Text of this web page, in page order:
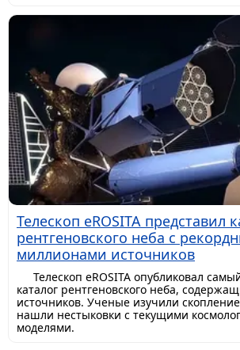
Телескоп eROSITA представил
рентгеновского неба с
миллионами источников
Телескоп eROSITA опубликовал
каталог рентгеновского неба,
источников. Ученые изучили скопление
нашли нестыковки с текущими
моделями.